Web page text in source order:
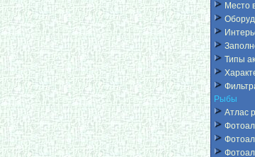
Место
Типы
Рыбы
Атлас